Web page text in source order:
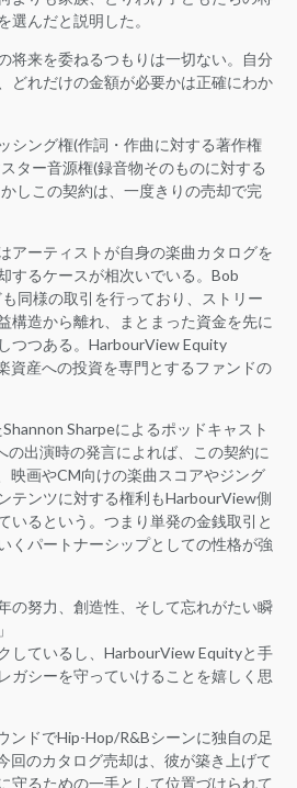
選んだと説明した。
将来を委ねるつもりは一切ない。自分
どれだけの金額が必要かは正確にわか
シング権(作詞・作曲に対する著作権
ター音源権(録音物そのものに対する
しこの契約は、一度きりの売却で完
アーティストが自身の楽曲カタログを
するケースが相次いでいる。Bob
同様の取引を行っており、ストリー
構造から離れ、まとまった資金を先に
つつある。HarbourView Equity
資産への投資を専門とするファンドの
Sharpeによるポッドキャスト
の出演時の発言によれば、この契約に
映画やCM向けの楽曲スコアやジング
テンツに対する権利もHarbourView側
いるという。つまり単発の金銭取引と
くパートナーシップとしての性格が強
の努力、創造性、そして忘れがたい瞬
しているし、HarbourView Equityと手
ガシーを守っていけることを嬉しく思
ンドでHip-Hop/R&Bシーンに独自の足
回のカタログ売却は、彼が築き上げて
守るための一手として位置づけられて